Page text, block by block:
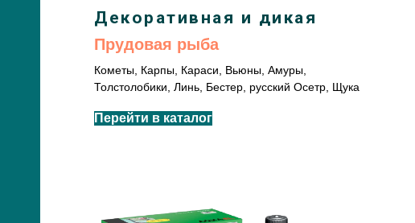
Декоративная и дикая
Прудовая рыба
Кометы, Карпы, Караси, Вьюны, Амуры,
Толстолобики, Линь, Бестер, русский Осетр, Щука
Перейти в каталог